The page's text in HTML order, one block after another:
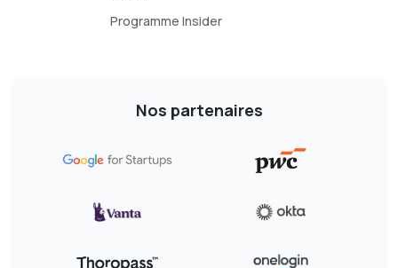
Programme Insider
Nos partenaires